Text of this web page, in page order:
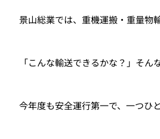
景山総業では、重機運搬・重量物
「こんな輸送できるかな？」そん
今年度も安全運行第一で、一つひ